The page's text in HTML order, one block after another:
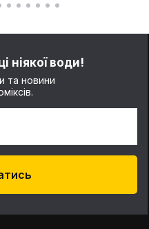
ніякої води!
та новини